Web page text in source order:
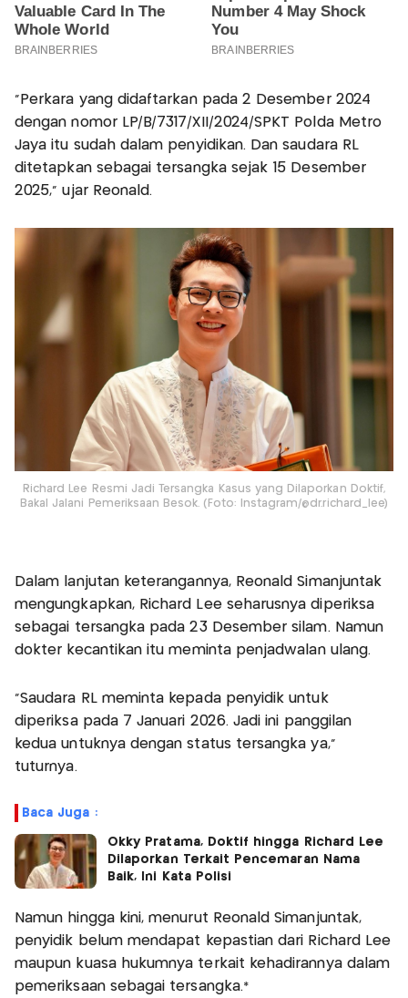
"Perkara yang didaftarkan pada 2 Desember 2024
dengan nomor LP/B/7317/XII/2024/SPKT Polda Metro
Jaya itu sudah dalam penyidikan. Dan saudara RL
ditetapkan sebagai tersangka sejak 15 Desember
2025," ujar Reonald.
Richard Lee Resmi Jadi Tersangka Kasus yang Dilaporkan Doktif,
Bakal Jalani Pemeriksaan Besok. (Foto: Instagram/@dr.richard_lee)
Dalam lanjutan keterangannya, Reonald Simanjuntak
mengungkapkan, Richard Lee seharusnya diperiksa
sebagai tersangka pada 23 Desember silam. Namun
dokter kecantikan itu meminta penjadwalan ulang.
"Saudara RL meminta kepada penyidik untuk
diperiksa pada 7 Januari 2026. Jadi ini panggilan
kedua untuknya dengan status tersangka ya,"
tuturnya.
Baca Juga :
Okky Pratama, Doktif hingga Richard Lee
Dilaporkan Terkait Pencemaran Nama
Baik, Ini Kata Polisi
Namun hingga kini, menurut Reonald Simanjuntak,
penyidik belum mendapat kepastian dari Richard Lee
maupun kuasa hukumnya terkait kehadirannya dalam
pemeriksaan sebagai tersangka.*